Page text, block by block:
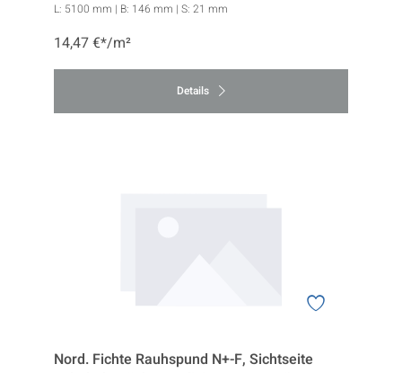
L: 5100 mm | B: 146 mm | S: 21 mm
14,47 €*/m²
Details
Nord. Fichte Rauhspund N+-F, Sichtseite